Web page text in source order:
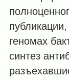
геномах
синтез